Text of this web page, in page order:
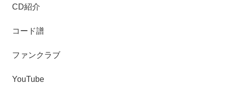
CD紹介
コード譜
ファンクラブ
YouTube